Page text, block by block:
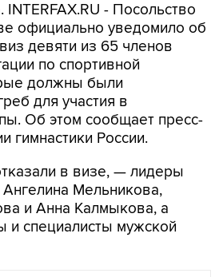
INTERFAX.RU - Посольство
официально уведомило об
девяти из 65 членов
по спортивной
должны были
для участия в
Об этом сообщает пресс-
гимнастики России.
в визе, — лидеры
Мельникова,
и Анна Калмыкова, а
и специалисты мужской